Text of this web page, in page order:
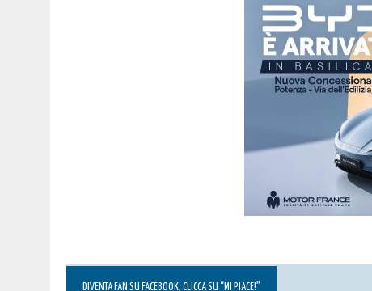
DIVENTA FAN SU FACEBOOK, CLICCA SU “MI PIACE!”